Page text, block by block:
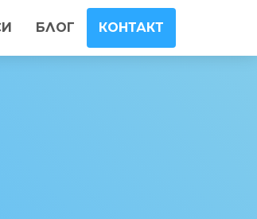
БЛОГ КОНТАКТ